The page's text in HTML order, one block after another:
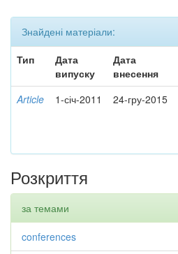
Знайдені матеріали:
Тип
Дата
випуску
Дата
внесення
Article 1-січ-2011 24-гру-2015
Розкриття
за темами
conferences